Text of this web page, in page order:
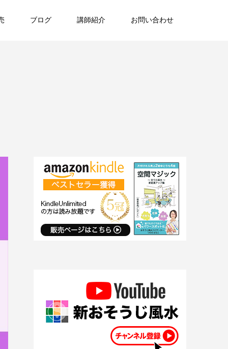
ブログ 講師紹介 お問い合わせ